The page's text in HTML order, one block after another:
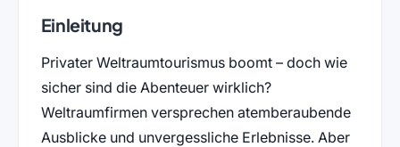
Einleitung
Privater Weltraumtourismus boomt – doch wie
sicher sind die Abenteuer wirklich?
Weltraumfirmen versprechen atemberaubende
Ausblicke und unvergessliche Erlebnisse. Aber